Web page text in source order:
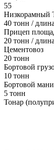
55
Низкорамный
40 тонн /
Прицеп
20 тонн /
Цементовоз
20 тонн
Бортовой
10 тонн
Бортовой
5 тонн
Тонар